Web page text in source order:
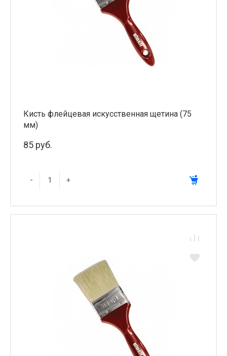
Кисть флейцевая искусственная щетина (75
мм)
85 руб.
- +